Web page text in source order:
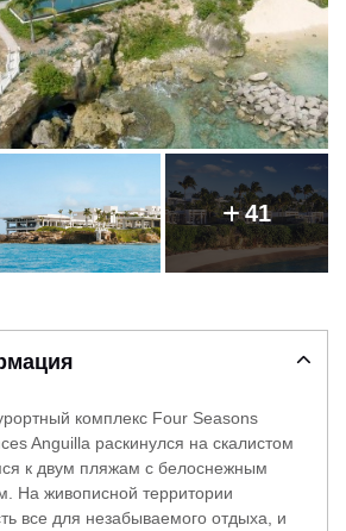
41
комплекс Four Seasons
Anguilla раскинулся на скалистом
к двум пляжам с белоснежным
На живописной территории
все для незабываемого отдыха, и